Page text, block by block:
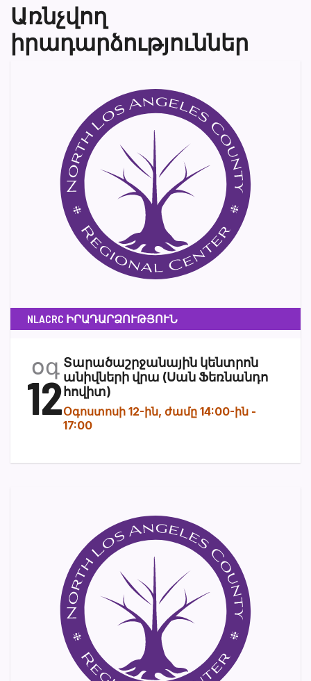
Առնչվող
իրադարձություններ
NLACRC ԻՐԱԴԱՐՁՈՒԹՅՈՒՆ
օգ
12
Տարածաշրջանային կենտրոն
անիվների վրա (Սան Ֆեռնանդո
հովիտ)
Օգոստոսի 12-ին, ժամը 14:00-ին -
17:00